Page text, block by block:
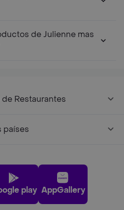
de Julienne mas
Restaurantes
países
play AppGallery